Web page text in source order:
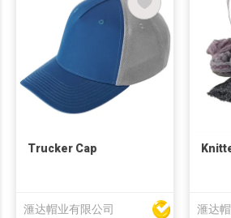
Trucker Cap
滙达帽业有限公司 滙达